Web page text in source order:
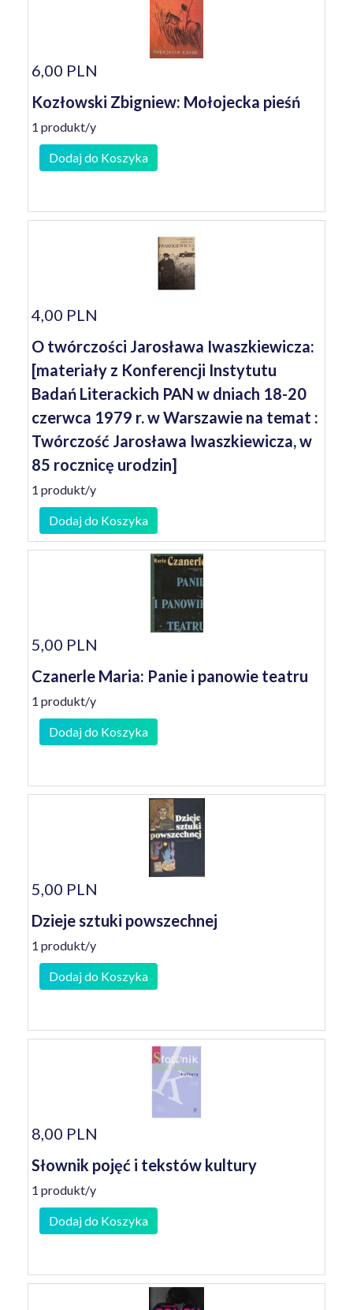
6,00 PLN
Kozłowski Zbigniew: Mołojecka pieśń
1 produkt/y
Dodaj do Koszyka
4,00 PLN
O twórczości Jarosława Iwaszkiewicza:
[materiały z Konferencji Instytutu
Badań Literackich PAN w dniach 18-20
czerwca 1979 r. w Warszawie na temat :
Twórczość Jarosława Iwaszkiewicza, w
85 rocznicę urodzin]
1 produkt/y
Dodaj do Koszyka
5,00 PLN
Czanerle Maria: Panie i panowie teatru
1 produkt/y
Dodaj do Koszyka
5,00 PLN
Dzieje sztuki powszechnej
1 produkt/y
Dodaj do Koszyka
8,00 PLN
Słownik pojęć i tekstów kultury
1 produkt/y
Dodaj do Koszyka